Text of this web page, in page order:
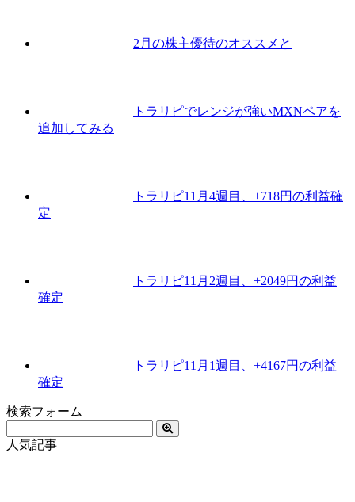
2月の株主優待のオススメと
トラリピでレンジが強いMXNペアを
追加してみる
トラリピ11月4週目、+718円の利益確
定
トラリピ11月2週目、+2049円の利益
確定
トラリピ11月1週目、+4167円の利益
確定
検索フォーム
人気記事